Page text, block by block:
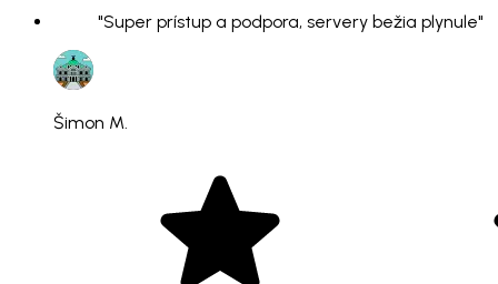
"Super prístup a podpora, servery bežia plynule"
Šimon M.